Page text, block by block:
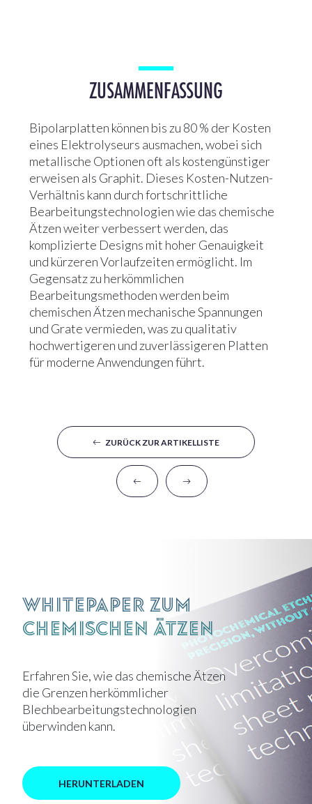
ZUSAMMENFASSUNG
Bipolarplatten können bis zu 80 % der Kosten
eines Elektrolyseurs ausmachen, wobei sich
metallische Optionen oft als kostengünstiger
erweisen als Graphit. Dieses Kosten-Nutzen-
Verhältnis kann durch fortschrittliche
Bearbeitungstechnologien wie das chemische
Ätzen weiter verbessert werden, das
komplizierte Designs mit hoher Genauigkeit
und kürzeren Vorlaufzeiten ermöglicht. Im
Gegensatz zu herkömmlichen
Bearbeitungsmethoden werden beim
chemischen Ätzen mechanische Spannungen
und Grate vermieden, was zu qualitativ
hochwertigeren und zuverlässigeren Platten
für moderne Anwendungen führt.
ZURÜCK ZUR ARTIKELLISTE
Whitepaper zum
chemischen Ätzen
Erfahren Sie, wie das chemische Ätzen
die Grenzen herkömmlicher
Blechbearbeitungstechnologien
überwinden kann.
HERUNTERLADEN